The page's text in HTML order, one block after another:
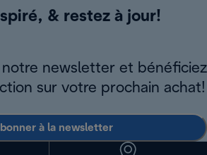
& restez à jour!
notre newsletter et bénéficiez
sur votre prochain achat!
à la newsletter